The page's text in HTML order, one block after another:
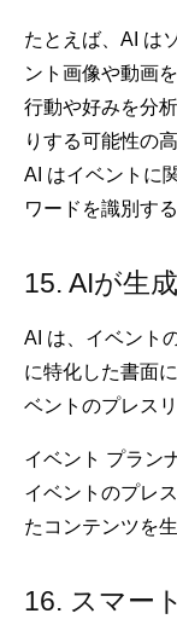
たとえば、AI は
ント画像や動画
行動や好みを分
りする可能性の
AI はイベントに
ワードを識別す
15. AIが生
AI は、イベント
に特化した書面
ベントのプレス
イベント プラン
イベントのプレ
たコンテンツを
16. スマー